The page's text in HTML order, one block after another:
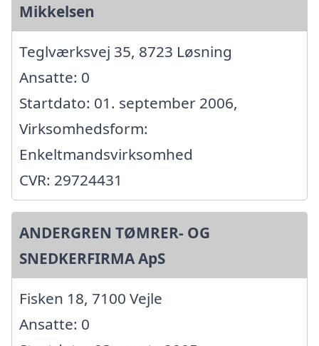
Mikkelsen
Teglværksvej 35, 8723 Løsning
Ansatte: 0
Startdato: 01. september 2006,
Virksomhedsform:
Enkeltmandsvirksomhed
CVR: 29724431
ANDERGREN TØMRER- OG
SNEDKERFIRMA ApS
Fisken 18, 7100 Vejle
Ansatte: 0